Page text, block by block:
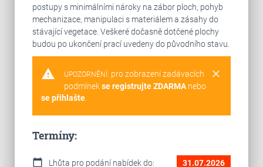
postupy s minimálními nároky na zábor ploch, pohyb
mechanizace, manipulaci s materiálem a zásahy do
stávající vegetace. Veškeré dočasně dotčené plochy
budou po ukončení prací uvedeny do původního stavu.
warning clear
UPOZORNĚNÍ: pro zobrazení zadávacích
podmínekse registrujte ZDARMAnebo
se přihlašte.
Termíny:
calendar_today Lhůta pro podání nabídek do: 31.07.2026